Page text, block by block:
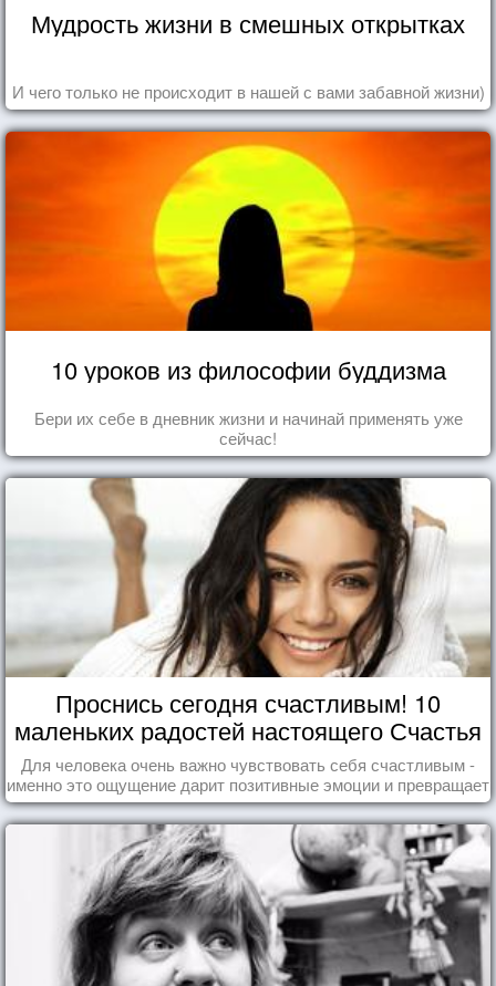
Мудрость жизни в смешных открытках
И чего только не происходит в нашей с вами забавной жизни)
10 уроков из философии буддизма
Бери их себе в дневник жизни и начинай применять уже
сейчас!
Проснись сегодня счастливым! 10
маленьких радостей настоящего Счастья
Для человека очень важно чувствовать себя счастливым -
именно это ощущение дарит позитивные эмоции и превращает
каждый день в маленький праздник.